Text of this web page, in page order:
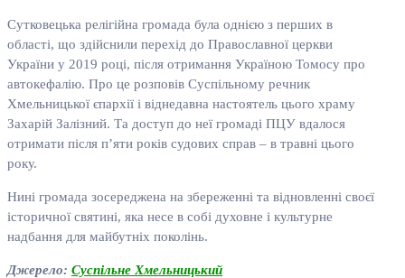
Сутковецька релігійна громада була однією з перших в
області, що здійснили перехід до Православної церкви
України у 2019 році, після отримання Україною Томосу про
автокефалію. Про це розповів Суспільному речник
Хмельницької єпархії і віднедавна настоятель цього храму
Захарій Залізний. Та доступ до неї громаді ПЦУ вдалося
отримати після п’яти років судових справ – в травні цього
року.
Нині громада зосереджена на збереженні та відновленні своєї
історичної святині, яка несе в собі духовне і культурне
надбання для майбутніх поколінь.
Джерело: Суспільне Хмельницький